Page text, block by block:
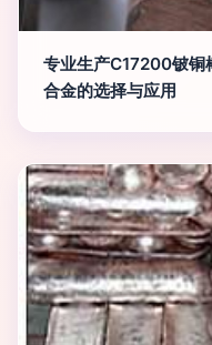
专业生产C17200铍
合金的选择与应用